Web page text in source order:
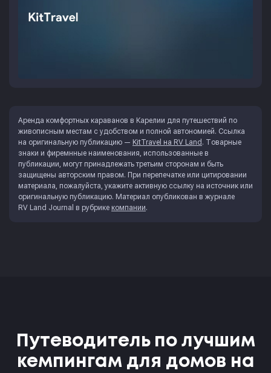
Аренда комфортных караванов в Карелии для путешествий по
живописным местам с удобством и полной автономией. Ссылка
на оригинальную публикацию — KitTravel на RV Land . Товарные
знаки и фиремнные наименования, использованные в
публикации, могут принадлежать третьим сторонам и быть
защищены авторским правом. При перепечатке или цитировании
материала, пожалуйста, укажите активную ссылку на источник или
оригинальную публикацию. Материал опубликован в журнале
RV Land Journal в рубрике компании.
Путеводитель по лучшим
кемпингам для домов на